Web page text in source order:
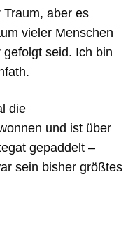
aber es
vieler Menschen
seid. Ich bin
die
und ist über
gepaddelt –
sein bisher größtes